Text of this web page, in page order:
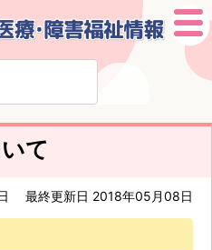
て
最終更新日 2018年05月08日